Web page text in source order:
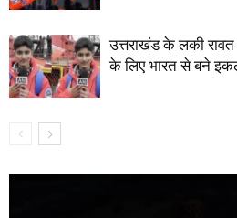
उत्तराखंड के लकी
के लिए भारत से बने